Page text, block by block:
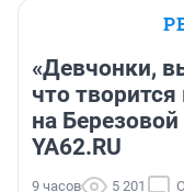
«Девчонки,
что
на
YA62.RU
9 часов 5 201